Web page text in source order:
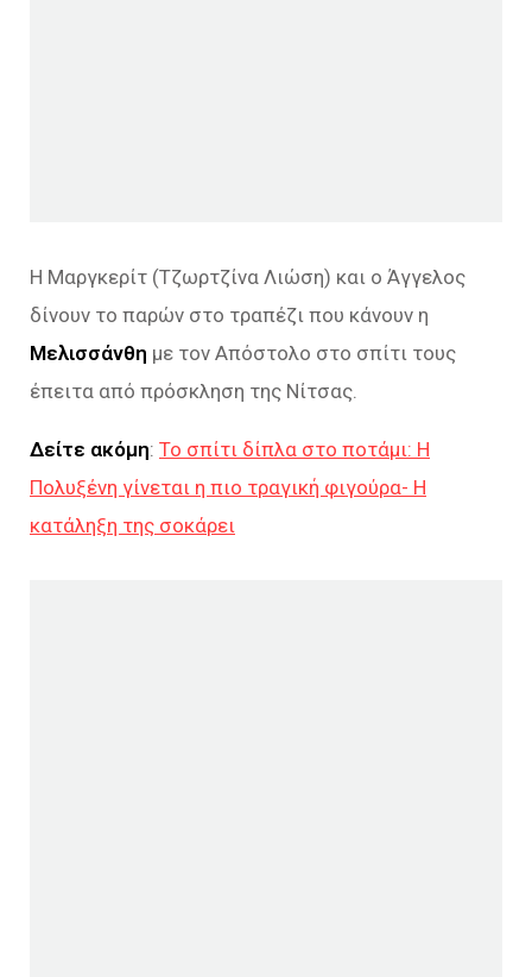
Η Μαργκερίτ (Τζωρτζίνα Λιώση) και ο Άγγελος
δίνουν το παρών στο τραπέζι που κάνουν η
Μελισσάνθη με τον Απόστολο στο σπίτι τους
έπειτα από πρόσκληση της Νίτσας.
Δείτε ακόμη: Το σπίτι δίπλα στο ποτάμι: Η
Πολυξένη γίνεται η πιο τραγική φιγούρα- Η
κατάληξη της σοκάρει